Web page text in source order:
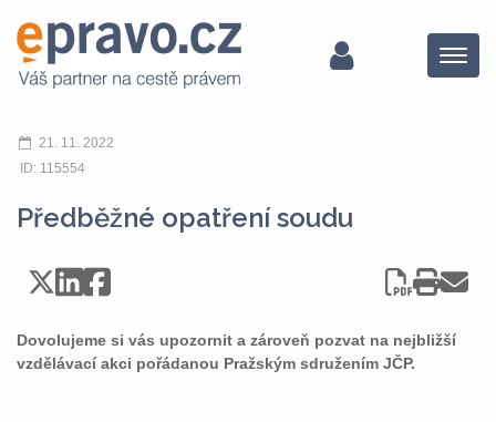
Menu
21. 11. 2022
ID: 115554
Předběžné opatření soudu
Dovolujeme si vás upozornit a zároveň pozvat na nejbližší
vzdělávací akci pořádanou Pražským sdružením JČP.